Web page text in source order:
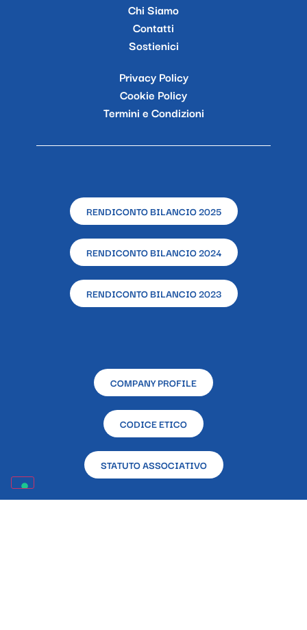
Chi Siamo
Contatti
Sostienici
Privacy Policy
Cookie Policy
Termini e Condizioni
RENDICONTO BILANCIO 2025
RENDICONTO BILANCIO 2024
RENDICONTO BILANCIO 2023
COMPANY PROFILE
CODICE ETICO
STATUTO ASSOCIATIVO